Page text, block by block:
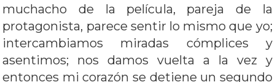
muchacho de la película, pareja de la
protagonista, parece sentir lo mismo que yo;
intercambiamos miradas cómplices y
asentimos; nos damos vuelta a la vez y
entonces mi corazón se detiene un segundo